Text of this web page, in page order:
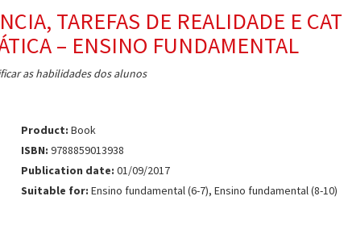
TAREFAS DE REALIDADE E
– ENSINO FUNDAMENTAL
as habilidades dos alunos
Product: Book
ISBN: 9788859013938
Publication date: 01/09/2017
Suitable for: Ensino fundamental (6-7), Ensino fundamental (8-10)